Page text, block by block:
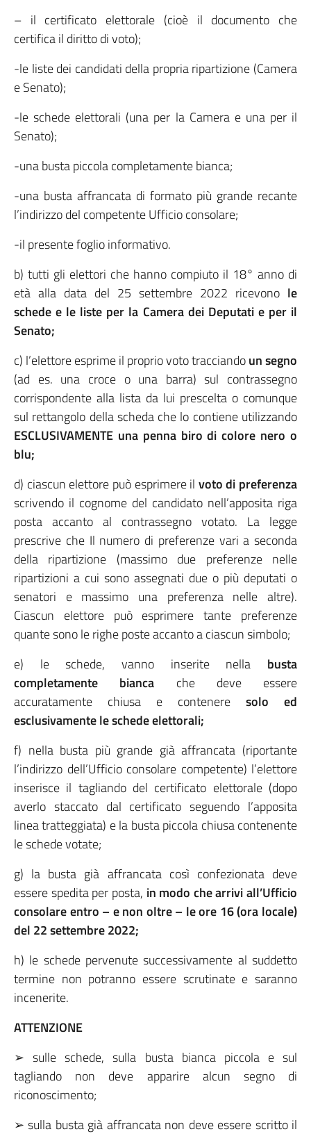
– il certificato elettorale (cioè il documento che
certifica il diritto di voto);
-le liste dei candidati della propria ripartizione (Camera
e Senato);
-le schede elettorali (una per la Camera e una per il
Senato);
-una busta piccola completamente bianca;
-una busta affrancata di formato più grande recante
l’indirizzo del competente Ufficio consolare;
-il presente foglio informativo.
b) tutti gli elettori che hanno compiuto il 18° anno di
età alla data del 25 settembre 2022 ricevono le
schede e le liste per la Camera dei Deputati e per il
Senato;
c) l’elettore esprime il proprio voto tracciandoun segno
(ad es. una croce o una barra) sul contrassegno
corrispondente alla lista da lui prescelta o comunque
sul rettangolo della scheda che lo contiene utilizzando
ESCLUSIVAMENTE una penna biro di colore nero o
blu;
d) ciascun elettore può esprimere il voto di preferenza
scrivendo il cognome del candidato nell’apposita riga
posta accanto al contrassegno votato. La legge
prescrive che Il numero di preferenze vari a seconda
della ripartizione (massimo due preferenze nelle
ripartizioni a cui sono assegnati due o più deputati o
senatori e massimo una preferenza nelle altre).
Ciascun elettore può esprimere tante preferenze
quante sono le righe poste accanto a ciascun simbolo;
e) le schede, vanno inserite nella busta
completamente bianca che deve essere
accuratamente chiusa e contenere solo ed
esclusivamente le schede elettorali;
f) nella busta più grande già affrancata (riportante
l’indirizzo dell’Ufficio consolare competente) l’elettore
inserisce il tagliando del certificato elettorale (dopo
averlo staccato dal certificato seguendo l’apposita
linea tratteggiata) e la busta piccola chiusa contenente
le schede votate;
g) la busta già affrancata così confezionata deve
essere spedita per posta, in modo che arrivi all’Ufficio
consolare entro – e non oltre – le ore 16 (ora locale)
del 22 settembre 2022;
h) le schede pervenute successivamente al suddetto
termine non potranno essere scrutinate e saranno
incenerite.
ATTENZIONE
➢ sulle schede, sulla busta bianca piccola e sul
tagliando non deve apparire alcun segno di
riconoscimento;
➢ sulla busta già affrancata non deve essere scritto il